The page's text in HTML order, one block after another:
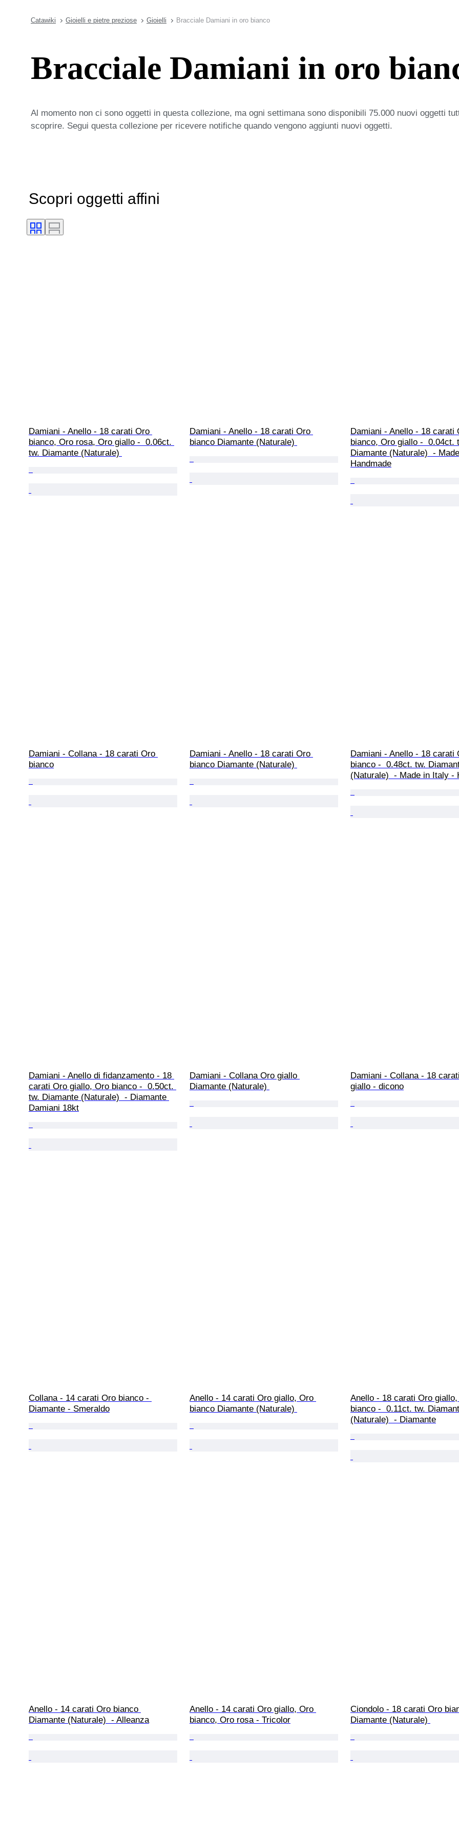
Catawiki Gioielli e pietre preziose Gioielli Bracciale Damiani in oro bianco
Bracciale Damiani in oro
Al momento non ci sono oggetti in questa collezione, ma ogni settimana sono disponibili 75.000 nuovi oggetti
scoprire. Segui questa collezione per ricevere notifiche quando vengono aggiunti nuovi oggetti.
Scopri oggetti affini
Damiani - Anello - 18 carati Oro
bianco, Oro rosa, Oro giallo -  0.06ct.
tw. Diamante (Naturale)
Damiani - Anello - 18 carati Oro
bianco Diamante (Naturale)
Damiani - Anello - 18 carati
bianco, Oro giallo -  0.04ct.
Diamante (Naturale)  -
Handmade
Damiani - Collana - 18 carati Oro
bianco
Damiani - Anello - 18 carati Oro
bianco Diamante (Naturale)
Damiani - Anello - 18 carati
bianco -  0.48ct. tw.
(Naturale)  - Made in Italy -
Damiani - Anello di fidanzamento - 18
carati Oro giallo, Oro bianco -  0.50ct.
tw. Diamante (Naturale)  - Diamante
Damiani 18kt
Damiani - Collana Oro giallo
Diamante (Naturale)
Damiani - Collana - 18
giallo - dicono
Collana - 14 carati Oro bianco -
Diamante - Smeraldo
Anello - 14 carati Oro giallo, Oro
bianco Diamante (Naturale)
Anello - 18 carati Oro
bianco -  0.11ct. tw.
(Naturale)  - Diamante
Anello - 14 carati Oro bianco
Diamante (Naturale)  - Alleanza
Anello - 14 carati Oro giallo, Oro
bianco, Oro rosa - Tricolor
Ciondolo - 18 carati Oro
Diamante (Naturale)